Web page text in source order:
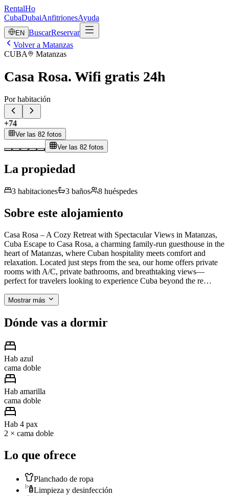
RentalHo
CubaDubaiAnfitrionesAyuda
EN BuscarReservar
Volver a Matanzas
CUBA
Matanzas
Casa Rosa. Wifi gratis 24h
Por habitación
+74
Ver las 82 fotos
Ver las 82 fotos
La propiedad
3 habitaciones 3 baños 8 huéspedes
Sobre este alojamiento
Casa Rosa – A Cozy Retreat with Spectacular Views in Matanzas,
Cuba Escape to Casa Rosa, a charming family-run guesthouse in the
heart of Matanzas, where Cuban hospitality meets comfort and
relaxation. Located just steps from the sea, our home offers private
rooms with A/C, private bathrooms, and breathtaking views—
perfect for travelers looking to experience Cuba beyond the re…
Mostrar más
Dónde vas a dormir
Hab azul
cama doble
Hab amarilla
cama doble
Hab 4 pax
2 × cama doble
Lo que ofrece
Planchado de ropa
Limpieza y desinfección